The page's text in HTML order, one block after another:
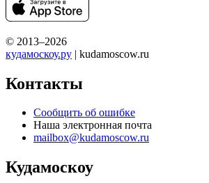
© 2013–2026
кудамоскоу.ру | kudamoscow.ru
Контакты
Сообщить об ошибке
Наша электронная почта
mailbox@kudamoscow.ru
Кудамоскоу